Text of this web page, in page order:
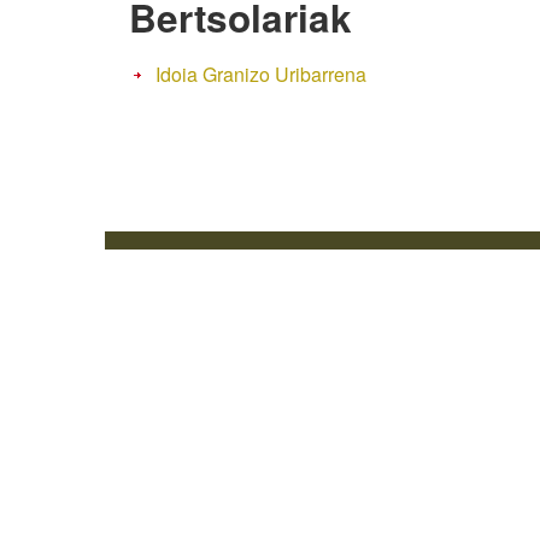
Bertsolariak
Idoia Granizo Uribarrena